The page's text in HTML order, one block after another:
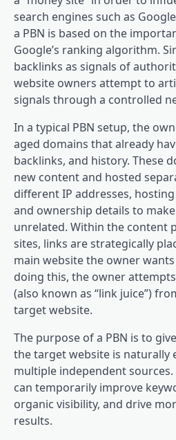
search engines such as
a PBN is based on the
Google’s ranking algorithm.
backlinks as signals of
website owners attempt to
signals through a controlled
In a typical PBN setup, the
aged domains that already
backlinks, and history. These
new content and hosted
different IP addresses,
and ownership details to
unrelated. Within the content
sites, links are strategically
main website the owner
doing this, the owner
(also known as “link juice”)
target website.
The purpose of a PBN is to
the target website is naturally
multiple independent
can temporarily improve
organic visibility, and drive
results.